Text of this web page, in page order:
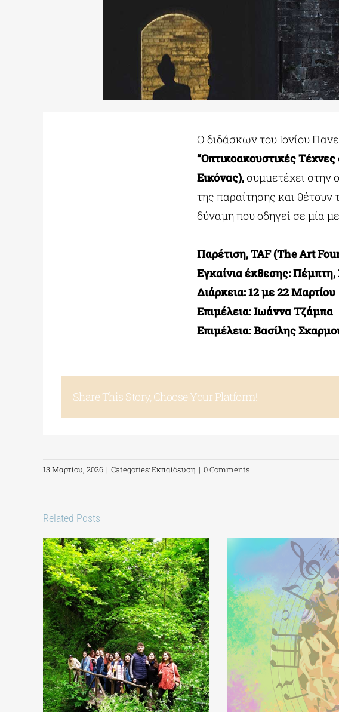
Ο διδάσκων του Ιονίου
“Οπτικοακουστικές
Εικόνας),συμμετέχει στην
της παραίτησης και θέτουν
δύναμη που οδηγεί σε μία
Παρέτιση, TAF (The Art
Εγκαίνια έκθεσης: Πέμπτη,
Διάρκεια: 12 με 22 Μαρτίου
Επιμέλεια: Ιωάννα Τζάμπα
Επιμέλεια: Βασίλης
Share This Story, Choose Your Platform!
13 Μαρτίου, 2026 | Categories:Εκπαίδευση | 0 Comments
Related Posts